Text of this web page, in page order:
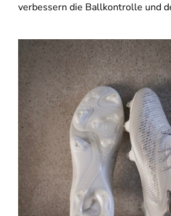
verbessern die Ballkontrolle und